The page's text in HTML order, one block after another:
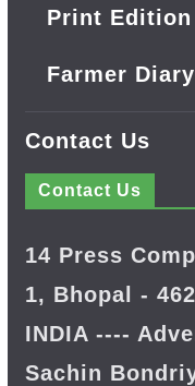
Print Edition
Farmer Diary
Contact Us
Contact Us
14 Press
1, Bhopal -
INDIA ----
Sachin